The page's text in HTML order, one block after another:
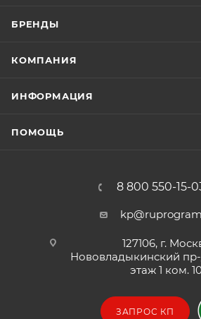
БРЕНДЫ
КОМПАНИЯ
ИНФОРМАЦИЯ
ПОМОЩЬ
8 800 550-15-
127106, г.
Нововладыкинский пр-
этаж 1 ком.
ЗАПРОС КП